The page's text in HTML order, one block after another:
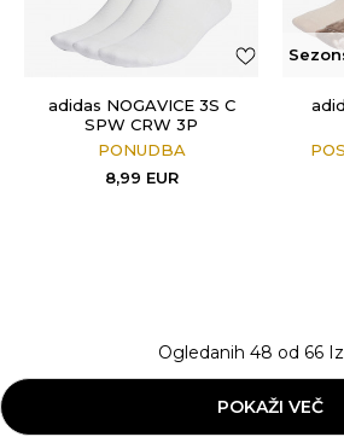
adidas NOGAVICE 3S C
SPW CRW 3P
PONUDBA
8,99 EUR
Ogledanih 48 od 66
POKAŽI VEČ